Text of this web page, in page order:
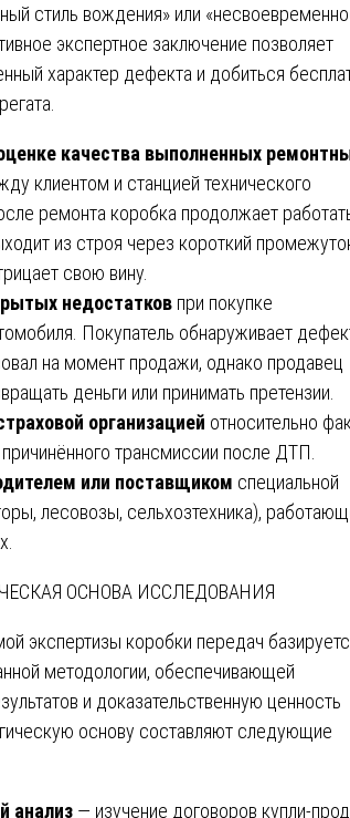
стиль вождения» или
экспертное заключение позволяет
характер дефекта и добиться
качества выполненных
клиентом и станцией технического
ремонта коробка продолжает
из строя через короткий
свою вину.
недостатков при покупке
Покупатель обнаруживает
на момент продажи, однако продавец
деньги или принимать претензии.
организацией относительно
трансмиссии после ДТП.
или поставщиком специальной
лесовозы, сельхозтехника),
ОСНОВА ИССЛЕДОВАНИЯ
экспертизы коробки передач
методологии, обеспечивающей
и доказательственную ценность
основу составляют следующие
анализ — изучение договоров купли-